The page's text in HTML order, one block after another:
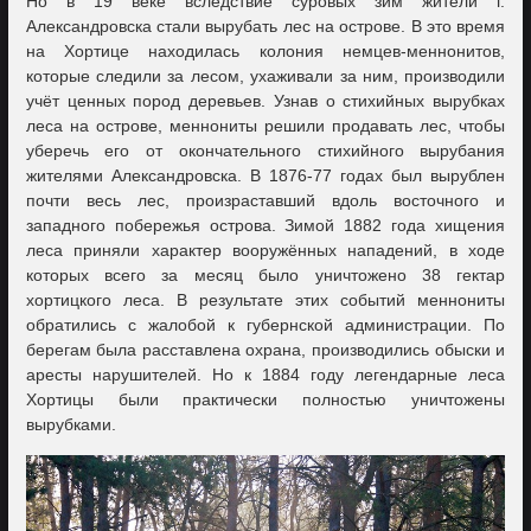
Александровска стали вырубать лес на острове. В это время
на Хортице находилась колония немцев-меннонитов,
которые следили за лесом, ухаживали за ним, производили
учёт ценных пород деревьев. Узнав о стихийных вырубках
леса на острове, меннониты решили продавать лес, чтобы
уберечь его от окончательного стихийного вырубания
жителями Александровска. В 1876-77 годах был вырублен
почти весь лес, произраставший вдоль восточного и
западного побережья острова. Зимой 1882 года хищения
леса приняли характер вооружённых нападений, в ходе
которых всего за месяц было уничтожено 38 гектар
хортицкого леса. В результате этих событий меннониты
обратились с жалобой к губернской администрации. По
берегам была расставлена охрана, производились обыски и
аресты нарушителей. Но к 1884 году легендарные леса
Хортицы были практически полностью уничтожены
вырубками.